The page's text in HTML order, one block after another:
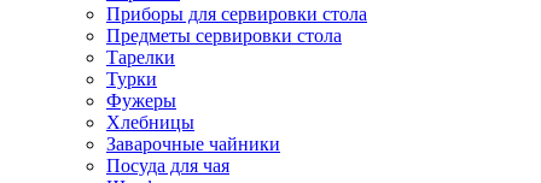
Приборы для сервировки стола
Предметы сервировки стола
Тарелки
Турки
Фужеры
Хлебницы
Заварочные чайники
Посуда для чая